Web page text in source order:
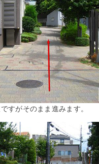
すがそのまま進みます。